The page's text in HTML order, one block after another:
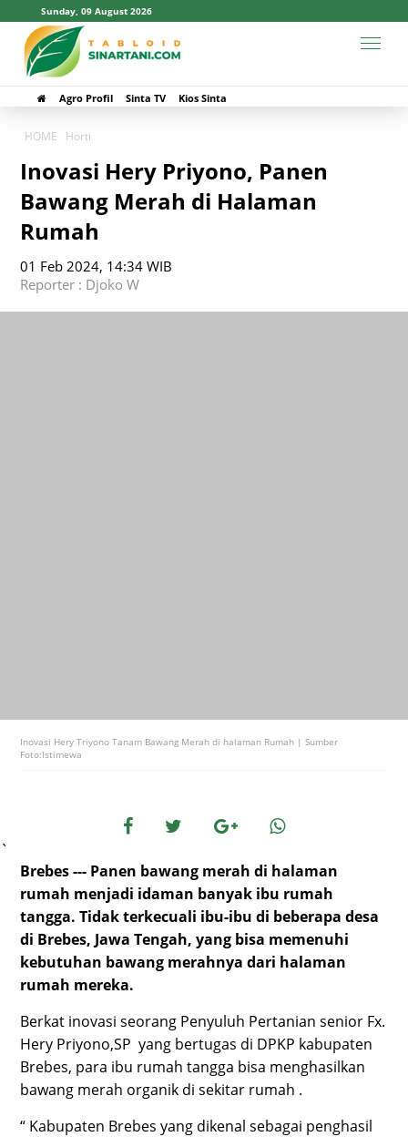
Sunday, 09 August 2026
Agro Profil Sinta TV Kios Sinta
HOME Horti
Inovasi Hery Priyono, Panen
Bawang Merah di Halaman
Rumah
01 Feb 2024, 14:34 WIB
Reporter : Djoko W
Inovasi Hery Triyono Tanam Bawang Merah di halaman Rumah | Sumber
Foto:Istimewa
`
Brebes --- Panen bawang merah di halaman
rumah menjadi idaman banyak ibu rumah
tangga. Tidak terkecuali ibu-ibu di beberapa desa
di Brebes, Jawa Tengah, yang bisa memenuhi
kebutuhan bawang merahnya dari halaman
rumah mereka.
Berkat inovasi seorang Penyuluh Pertanian senior Fx.
Hery Priyono,SP yang bertugas di DPKP kabupaten
Brebes, para ibu rumah tangga bisa menghasilkan
bawang merah organik di sekitar rumah .
“ Kabupaten Brebes yang dikenal sebagai penghasil